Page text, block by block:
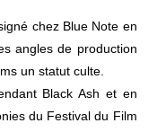
chez Blue Note en
angles de production
un statut culte.
Black Ash et en
du Festival du Film